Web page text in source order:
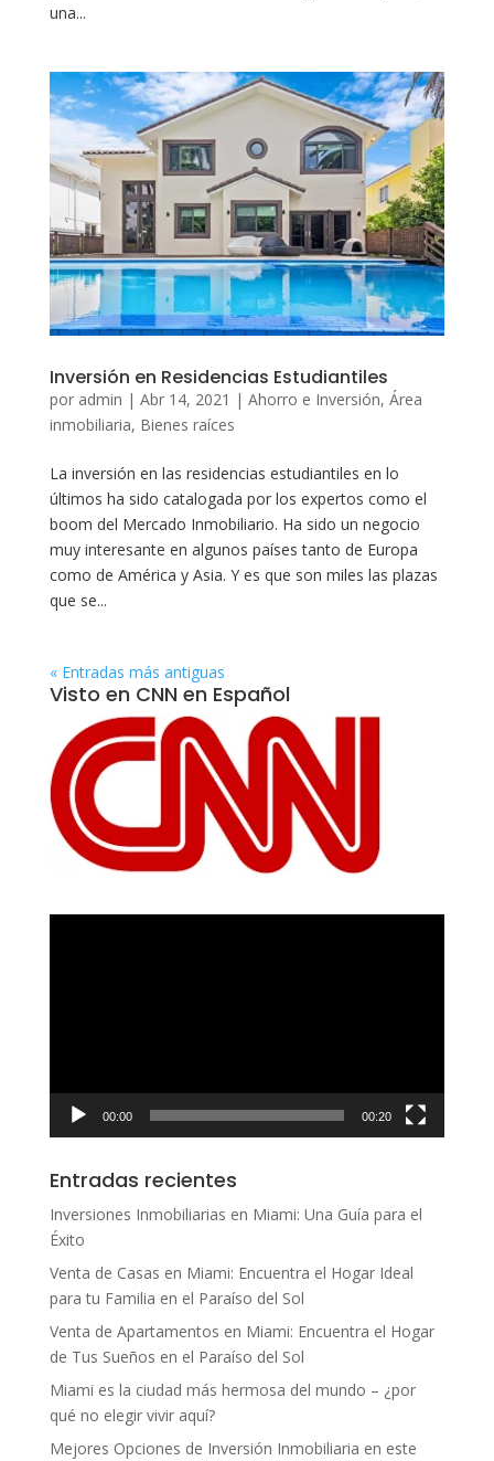
una...
Inversión en Residencias Estudiantiles
por admin | Abr 14, 2021 | Ahorro e Inversión, Área
inmobiliaria, Bienes raíces
La inversión en las residencias estudiantiles en lo
últimos ha sido catalogada por los expertos como el
boom del Mercado Inmobiliario. Ha sido un negocio
muy interesante en algunos países tanto de Europa
como de América y Asia. Y es que son miles las plazas
que se...
« Entradas más antiguas
Visto en CNN en Español
00:00 00:20
Entradas recientes
Inversiones Inmobiliarias en Miami: Una Guía para el
Éxito
Venta de Casas en Miami: Encuentra el Hogar Ideal
para tu Familia en el Paraíso del Sol
Venta de Apartamentos en Miami: Encuentra el Hogar
de Tus Sueños en el Paraíso del Sol
Miami es la ciudad más hermosa del mundo – ¿por
qué no elegir vivir aquí?
Mejores Opciones de Inversión Inmobiliaria en este